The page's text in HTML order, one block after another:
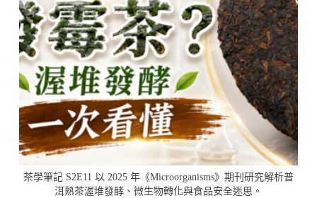
茶學筆記 S2E11 以 2025 年《Microorganisms》期刊研究解析普
洱熟茶渥堆發酵、微生物轉化與食品安全迷思。